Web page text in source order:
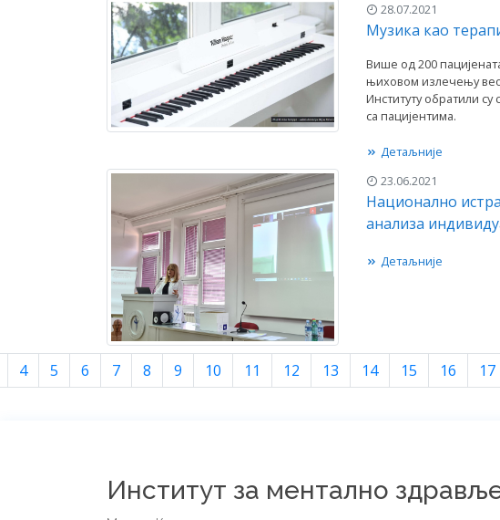
28.07.2021
Музика као
Више од 200
њиховом излечењу
Институту обратили
са пацијентима.
Детаљније
23.06.2021
Национално
анализа
Детаљније
4 5 6 7 8 9 10 11 12 13 14 15 16 17
Институт за ментално